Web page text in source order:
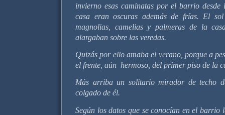
invierno esas caminatas por el barrio
casa eran oscuras además de frías. El
magnolias, camelias y palmeras de la
alargaban sobre las veredas.
Quizás por ello amaba el verano, porque a
el frente, aún hermoso, del primer piso de la
Más arriba un solitario mirador de techo
colgado de él.
Según los datos que se conocían en el barrio